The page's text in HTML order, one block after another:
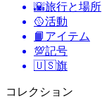
🌇旅行と場所
🥎活動
📙 アイテム
💯記号
🇺🇸旗
コレクション